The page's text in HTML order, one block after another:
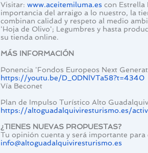
Visitar: www.aceitemiluma.es con Estrella
importancia del arraigo a lo nuestro, la
combinan calidad y respeto al medio
'Hoja de Olivo'; Legumbres y hasta
su tienda online.
MÁS INFORMACIÓN
Ponencia 'Fondos Europeos Next
https://youtu.be/D_0DNlVTa58?t=4340
Vía Beconet
Plan de Impulso Turístico Alto
https://altoguadalquiviresturismo.es/
¿TIENES NUEVAS PROPUESTAS?
Tu opinión cuenta y será importante
info@altoguadalquiviresturismo.es